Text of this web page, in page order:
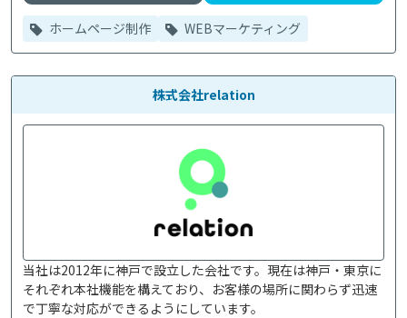
ホームページ制作 WEBマーケティング
株式会社relation
当社は2012年に神戸で設立した会社です。現在は神戸・東京に
それぞれ本社機能を構えており、お客様の場所に関わらず迅速
で丁寧な対応ができるようにしています。